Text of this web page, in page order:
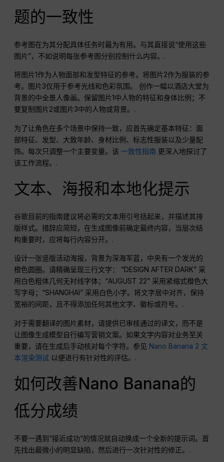
题的一致性
参考图在为其分配具体任务时最为有用。与其直接说“使用这些
图片”，不如说明每张参考图分别控制什么内容。.
将图片1作为人物面部和发型特征的参考。将图片2作为服装的参
考。图片3仅用于参考光线和色彩氛围。 创作一幅以酒店大堂为
背景的中全景人像画。保留图片1中人物的特征和身体比例；不
要复制图片2或图片3中的人物或背景。.
为了让角色在多个场景中保持一致，应首先确定基本特征：面
部特征、发型、大致年龄、身材比例、标志性服装以及少量配
饰。每次只调整一个主要变量。该一致性指南 更深入地探讨了
该工作流程。.
文本、海报和本地化提示
谷歌目前的指南建议将必需的文本用引号括起来，并描述其排
版样式。措辞应简短，在生成图像前确定最终内容，当层次结
构重要时，应将每行内容分开。.
设计一张竖版活动海报，背景为深海军蓝，中央有一个发光的
橙色圆圈。请精确呈现三行文字： “DESIGN AFTER DARK” 采
用白色粗体几何无衬线字体；“AUGUST 22” 采用紧缩式橙色大
写字母；“SHANGHAI” 采用白色小字。将文字居中对齐，保持
宽裕的间距，且不得添加任何其他文字、徽标或符号。.
对于需要翻译的图片素材，请提供已审核通过的译文，而不是
让图像生成模型自行编写营销文案。如果文字内容对业务至关
重要，请在生成后手动核对每个字符。参见 Nano Banana 2 文
本渲染测试 以便进行有针对性的评估。.
如何改善Nano Banana的
低分成绩
不要一遇到“接近成功”的情况就自动换成一个全新的提示词。首
先找出最微小的明显缺陷，然后进行一次针对性的修正。.